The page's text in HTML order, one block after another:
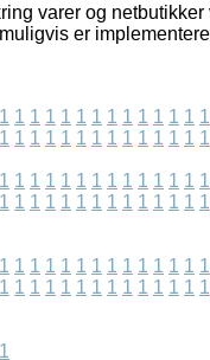
varer og
er
1 1 1 1 1 1 1 1 1 1 1 1 1 1
1 1 1 1 1 1 1 1 1 1 1 1 1 1
1 1 1 1 1 1 1 1 1 1 1 1 1 1
1 1 1 1 1 1 1 1 1 1 1 1 1 1
1 1 1 1 1 1 1 1 1 1 1 1 1 1
1 1 1 1 1 1 1 1 1 1 1 1 1 1
1